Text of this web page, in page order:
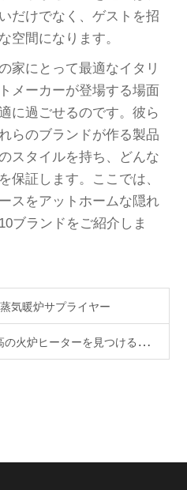
だけでなく、ゲストを招
空間になります。
家にとって最適なイタリ
メーカーが登場する場面
に過ごせるのです。彼ら
らのブランドが作る製品
スタイルを持ち、どんな
保証します。ここでは、
スをアットホームな隠れ
ブランドをご紹介しま
気暖炉サプライヤー
火炉ヒーターを見つける方法